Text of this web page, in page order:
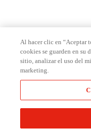
Al hacer clic en “Aceptar
cookies se guarden en su
sitio, analizar el uso del
marketing.